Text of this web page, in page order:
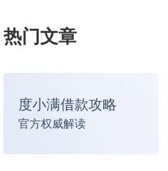
热门文章
度小满借款攻略
官方权威解读